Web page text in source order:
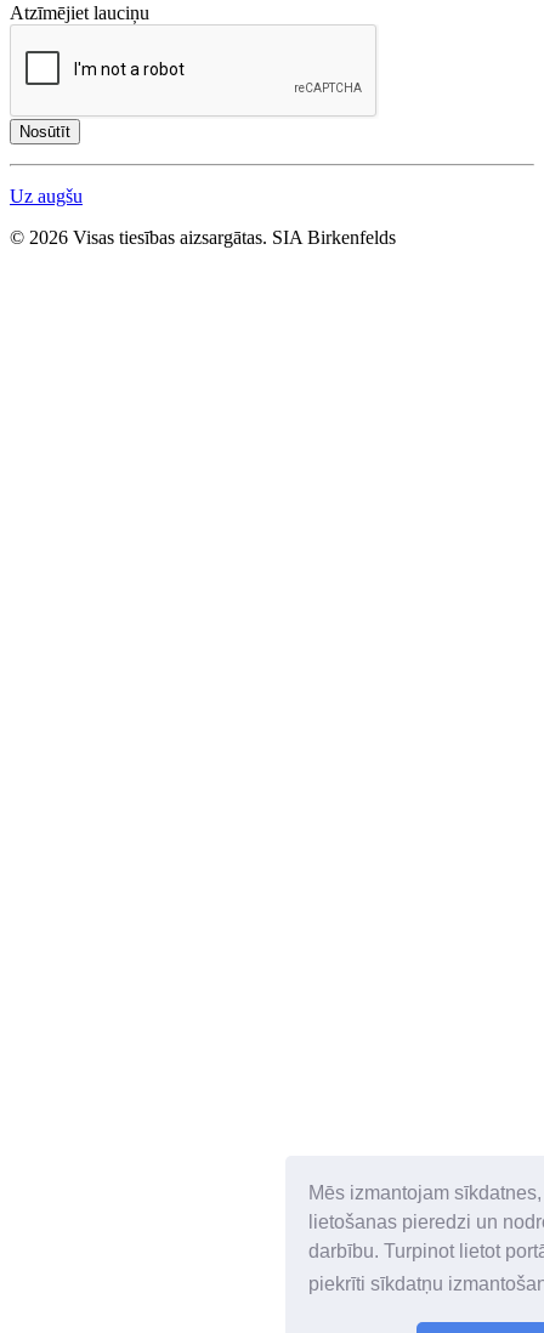
Mēs izmantojam
lietošanas pieredzi un
darbību. Turpinot lietot
piekrīti sīkdatņu
Atzīmējiet lauciņu
Nosūtīt
Uz augšu
© 2026 Visas tiesības aizsargātas. SIA Birkenfelds